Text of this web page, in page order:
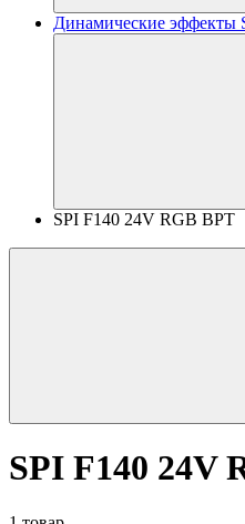
Динамические эффекты
SPI F140 24V RGB BPT
SPI F140 24V